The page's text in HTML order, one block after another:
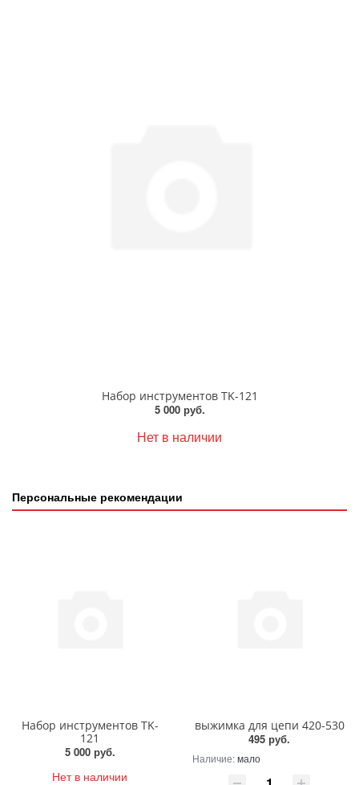
Набор инструментов TK-121
5 000 руб.
Нет в наличии
Персональные рекомендации
Набор инструментов TK-
121
5 000 руб.
Нет в наличии
выжимка для цепи 420-530
495 руб.
Наличие:мало